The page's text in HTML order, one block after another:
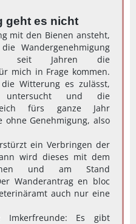
geht es nicht
mit den Bienen ansteht,
Wandergenehmigung
seit Jahren die
mich in Frage kommen.
Witterung es zulässt,
und die
fürs ganze Jahr
Genehmigung, also
ein Verbringen der
wird dieses mit dem
und am Stand
Wanderantrag en bloc
auch nur eine
Es gibt